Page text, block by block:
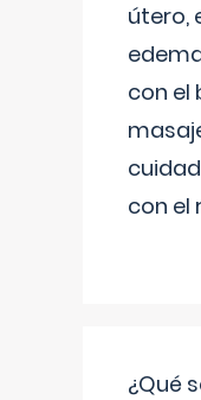
útero,
con el
con el
¿Qué